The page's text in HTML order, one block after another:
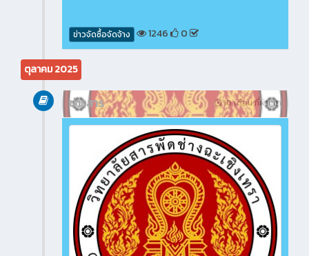
ข่าวจัดซื้อจัดจ้าง 1246 0
ตุลาคม 2025
10 เดือน ที่ผ่านมา
ข่าวสาร